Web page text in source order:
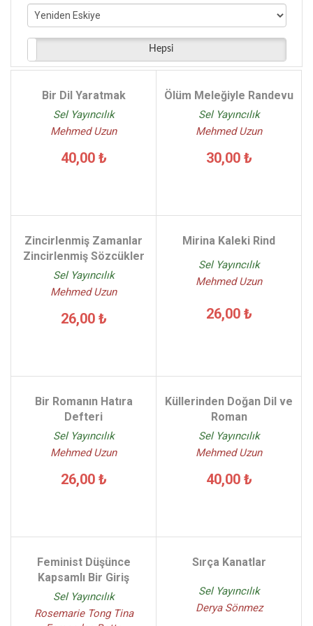
Ali Teoman - (6)
Deniz Gezgin - (5)
Hepsi
Bir Dil Yaratmak
Sel Yayıncılık
Mehmed Uzun
40,00 ₺
Ölüm Meleğiyle Randevu
Sel Yayıncılık
Mehmed Uzun
30,00 ₺
Zincirlenmiş Zamanlar
Zincirlenmiş Sözcükler
Sel Yayıncılık
Mehmed Uzun
26,00 ₺
Mirina Kaleki Rind
Sel Yayıncılık
Mehmed Uzun
26,00 ₺
Bir Romanın Hatıra
Defteri
Sel Yayıncılık
Mehmed Uzun
26,00 ₺
Küllerinden Doğan Dil ve
Roman
Sel Yayıncılık
Mehmed Uzun
40,00 ₺
Feminist Düşünce
Kapsamlı Bir Giriş
Sel Yayıncılık
Rosemarie Tong Tina
Sırça Kanatlar
Sel Yayıncılık
Derya Sönmez